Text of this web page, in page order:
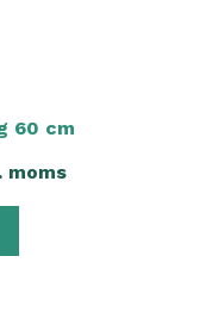
60 cm
moms